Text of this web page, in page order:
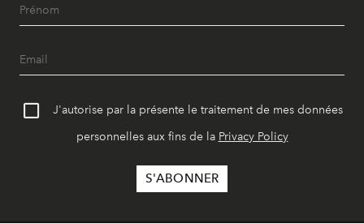
J'autorise par la présente le traitement de mes données
personnelles aux fins de la Privacy Policy